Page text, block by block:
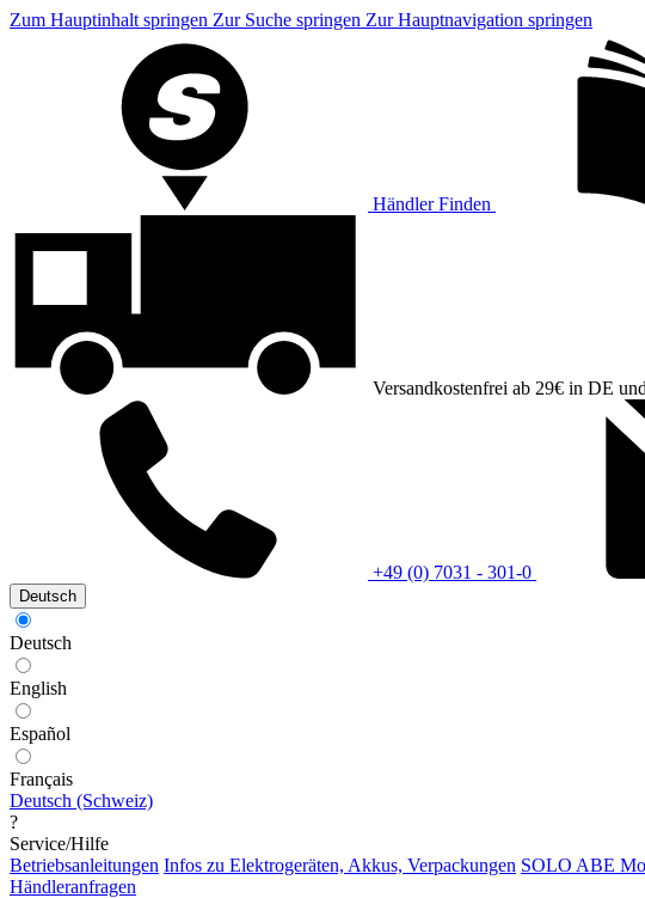
Zum Hauptinhalt springen Zur Suche springen Zur Hauptnavigation springen
Händler Finden
Versandkostenfrei ab 29€ in DE
+49 (0) 7031 - 301-0
Deutsch
Deutsch
English
Español
Français
Deutsch (Schweiz)
?
Service/Hilfe
Betriebsanleitungen Infos zu Elektrogeräten, Akkus, Verpackungen SOLO ABE
Händleranfragen